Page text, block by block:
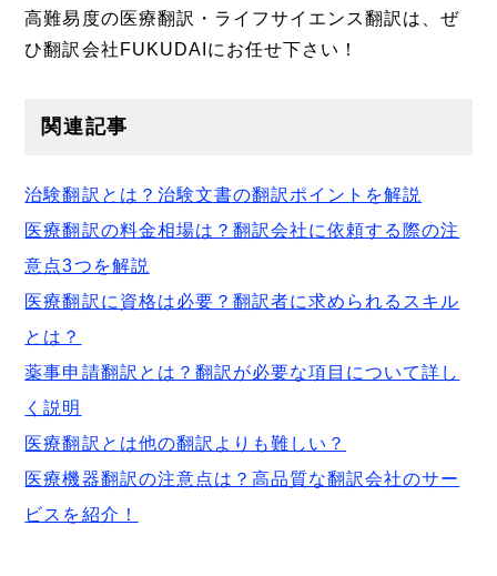
高難易度の医療翻訳・ライフサイエンス翻訳は、ぜ
ひ翻訳会社FUKUDAIにお任せ下さい！
関連記事
治験翻訳とは？治験文書の翻訳ポイントを解説
医療翻訳の料金相場は？翻訳会社に依頼する際の注
意点3つを解説
医療翻訳に資格は必要？翻訳者に求められるスキル
とは？
薬事申請翻訳とは？翻訳が必要な項目について詳し
く説明
医療翻訳とは他の翻訳よりも難しい？
医療機器翻訳の注意点は？高品質な翻訳会社のサー
ビスを紹介！